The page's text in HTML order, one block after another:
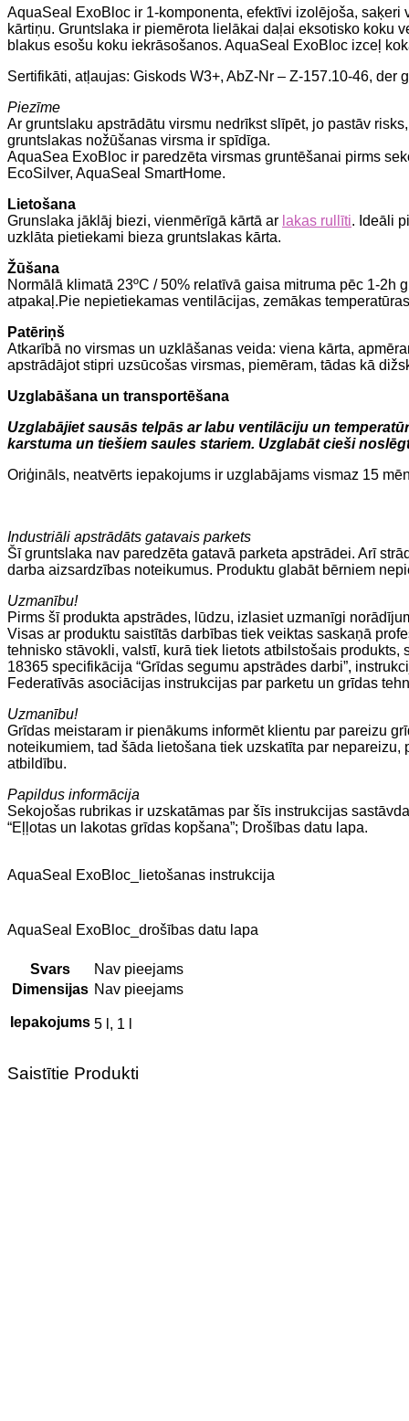
AquaSeal ExoBloc ir 1-komponenta, efektīvi izolējoša,
kārtiņu. Gruntslaka ir piemērota lielākai daļai eksotisko koku
blakus esošu koku iekrāsošanos. AquaSeal ExoBloc izceļ
Sertifikāti, atļaujas: Giskods W3+, AbZ-Nr – Z-157.10-46, der
Piezīme
Ar gruntslaku apstrādātu virsmu nedrīkst slīpēt, jo pastāv
gruntslakas nožūšanas virsma ir spīdīga.
AquaSea ExoBloc ir paredzēta virsmas gruntēšanai pirms
EcoSilver, AquaSeal SmartHome.
Lietošana
Grunslaka jāklāj biezi, vienmērīgā kārtā ar lakas rullīti. Ideāli
uzklāta pietiekami bieza gruntslakas kārta.
Žūšana
Normālā klimatā 23ºC / 50% relatīvā gaisa mitruma pēc 1-
atpakaļ.Pie nepietiekamas ventilācijas, zemākas
Patēriņš
Atkarībā no virsmas un uzklāšanas veida: viena kārta,
apstrādājot stipri uzsūcošas virsmas, piemēram, tādas kā
Uzglabāšana un transportēšana
Uzglabājiet sausās telpās ar labu ventilāciju un
karstuma un tiešiem saules stariem. Uzglabāt cieši
Oriģināls, neatvērts iepakojums ir uzglabājams vismaz 15
Industriāli apstrādāts gatavais parkets
Šī gruntslaka nav paredzēta gatavā parketa apstrādei. Arī
darba aizsardzības noteikumus. Produktu glabāt bērniem
Uzmanību!
Pirms šī produkta apstrādes, lūdzu, izlasiet uzmanīgi
Visas ar produktu saistītās darbības tiek veiktas saskaņā
tehnisko stāvokli, valstī, kurā tiek lietots atbilstošais
18365 specifikācija “Grīdas segumu apstrādes darbi”,
Federatīvās asociācijas instrukcijas par parketu un grīdas
Uzmanību!
Grīdas meistaram ir pienākums informēt klientu par pareizu
noteikumiem, tad šāda lietošana tiek uzskatīta par
atbildību.
Papildus informācija
Sekojošas rubrikas ir uzskatāmas par šīs instrukcijas
“Eļļotas un lakotas grīdas kopšana”; Drošības datu lapa.
AquaSeal ExoBloc_lietošanas instrukcija
AquaSeal ExoBloc_drošības datu lapa
Svars
Nav pieejams
Dimensijas Nav pieejams
Iepakojums 5 l, 1 l
Saistītie Produkti